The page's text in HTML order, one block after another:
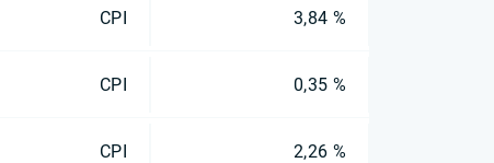
CPI 3,84 %
CPI 0,35 %
CPI 2,26 %